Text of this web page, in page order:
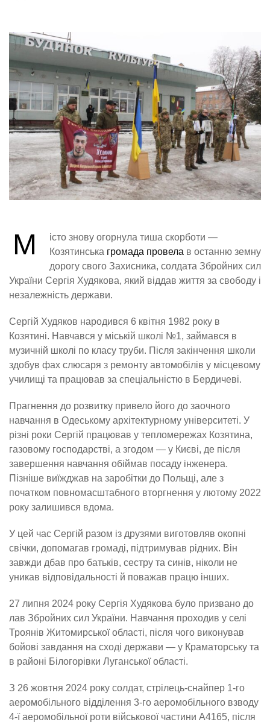
М
істо знову огорнула тиша скорботи —
Козятинська громада провела в останню земну
дорогу свого Захисника, солдата Збройних сил
України Сергія Худякова, який віддав життя за свободу і
незалежність держави.
Сергій Худяков народився 6 квітня 1982 року в
Козятині. Навчався у міській школі №1, займався в
музичній школі по класу труби. Після закінчення школи
здобув фах слюсаря з ремонту автомобілів у місцевому
училищі та працював за спеціальністю в Бердичеві.
Прагнення до розвитку привело його до заочного
навчання в Одеському архітектурному університеті. У
різні роки Сергій працював у тепломережах Козятина,
газовому господарстві, а згодом — у Києві, де після
завершення навчання обіймав посаду інженера.
Пізніше виїжджав на заробітки до Польщі, але з
початком повномасштабного вторгнення у лютому 2022
року залишився вдома.
У цей час Сергій разом із друзями виготовляв окопні
свічки, допомагав громаді, підтримував рідних. Він
завжди дбав про батьків, сестру та синів, ніколи не
уникав відповідальності й поважав працю інших.
27 липня 2024 року Сергія Худякова було призвано до
лав Збройних сил України. Навчання проходив у селі
Троянів Житомирської області, після чого виконував
бойові завдання на сході держави — у Краматорську та
в районі Білогорівки Луганської області.
З 26 жовтня 2024 року солдат, стрілець-снайпер 1-го
аеромобільного відділення 3-го аеромобільного взводу
4-ї аеромобільної роти військової частини А4165, після